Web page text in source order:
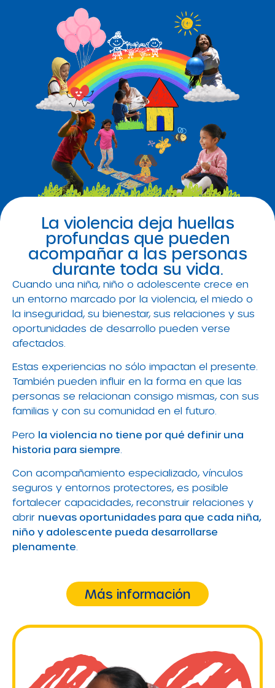
La violencia deja huellas
profundas que pueden
acompañar a las personas
durante toda su vida.
Cuando una niña, niño o adolescente crece en
un entorno marcado por la violencia, el miedo o
la inseguridad, su bienestar, sus relaciones y sus
oportunidades de desarrollo pueden verse
afectados.
Estas experiencias no sólo impactan el presente.
También pueden influir en la forma en que las
personas se relacionan consigo mismas, con sus
familias y con su comunidad en el futuro.
Pero la violencia no tiene por qué definir una
historia para siempre
Con acompañamiento especializado, vínculos
seguros y entornos protectores, es posible
fortalecer capacidades, reconstruir relaciones y
abrir nuevas oportunidades para que cada niña,
niño y adolescente pueda desarrollarse
plenamente
Más información